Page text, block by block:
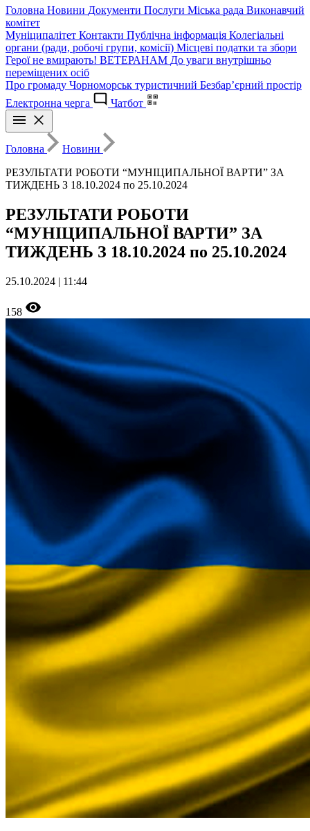
Головна Новини Документи Послуги Міська рада Виконавчий
комітет
Муніципалітет Контакти Публічна інформація Колегіальні
органи (ради, робочі групи, комісії) Місцеві податки та збори
Герої не вмирають! ВЕТЕРАНАМ До уваги внутрішньо
переміщених осіб
Про громаду Чорноморськ туристичний Безбар’єрний простір
Електронна черга
Чатбот
Головна
Новини
РЕЗУЛЬТАТИ РОБОТИ “МУНІЦИПАЛЬНОЇ ВАРТИ” ЗА
ТИЖДЕНЬ З 18.10.2024 по 25.10.2024
РЕЗУЛЬТАТИ РОБОТИ
“МУНІЦИПАЛЬНОЇ ВАРТИ” ЗА
ТИЖДЕНЬ З 18.10.2024 по 25.10.2024
25.10.2024 | 11:44
158